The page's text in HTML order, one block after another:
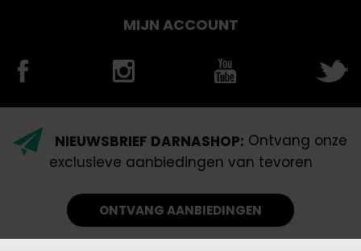
MIJN ACCOUNT
NIEUWSBRIEF DARNASHOP: Ontvang onze
exclusieve aanbiedingen van tevoren
ONTVANG AANBIEDINGEN